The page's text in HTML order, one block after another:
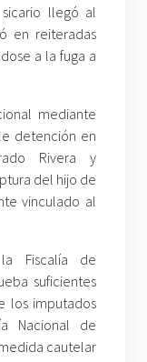
llegó al
en reiteradas
a la fuga a
mediante
detención en
Rivera y
del hijo de
vinculado al
Fiscalía de
suficientes
los imputados
Nacional de
cautelar